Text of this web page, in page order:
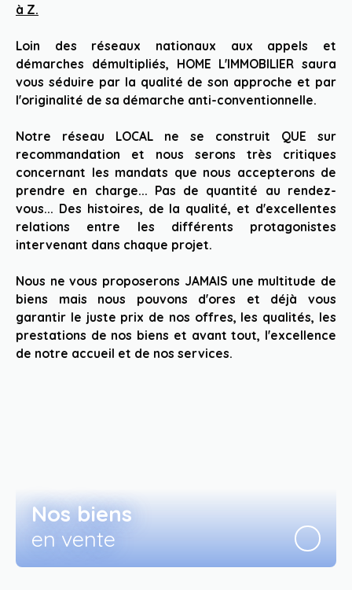
à Z.
Loin des réseaux nationaux aux appels et
démarches démultipliés, HOME L'IMMOBILIER saura
vous séduire par la qualité de son approche et par
l'originalité de sa démarche anti-conventionnelle.
Notre réseau LOCAL ne se construit QUE sur
recommandation et nous serons très critiques
concernant les mandats que nous accepterons de
prendre en charge... Pas de quantité au rendez-
vous... Des histoires, de la qualité, et d'excellentes
relations entre les différents protagonistes
intervenant dans chaque projet.
Nous ne vous proposerons JAMAIS une multitude de
biens mais nous pouvons d'ores et déjà vous
garantir le juste prix de nos offres, les qualités, les
prestations de nos biens et avant tout, l'excellence
de notre accueil et de nos services.
Nos biens
en vente